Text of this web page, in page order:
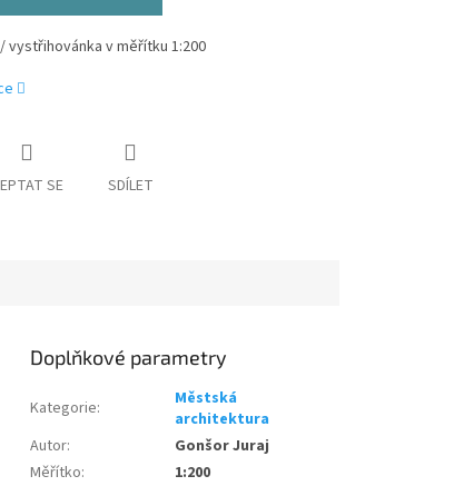
vystřihovánka v měřítku 1:200
SE SDÍLET
Doplňkové parametry
Kategorie:
Městská
architektura
Autor:
Gonšor Juraj
Měřítko:
1:200